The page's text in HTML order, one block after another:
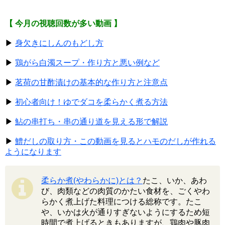
【 今月の視聴回数が多い動画 】
▶ 身欠きにしんのもどし方
▶ 鶏がら白濁スープ・作り方と悪い例など
▶ 茗荷の甘酢漬けの基本的な作り方と注意点
▶ 初心者向け！ゆでダコを柔らかく煮る方法
▶ 鮎の串打ち・串の通り道を見える形で解説
▶ 鱧だしの取り方・この動画を見るとハモのだしが作れる
ようになります
柔らか煮(やわらかに)とは？ たこ、いか、あわ
び、肉類などの肉質のかたい食材を、ごくやわ
らかく煮上げた料理につける総称です。たこ
や、いかは火が通りすぎないようにするため短
時間で煮上げるときもありますが、鶏肉や豚肉